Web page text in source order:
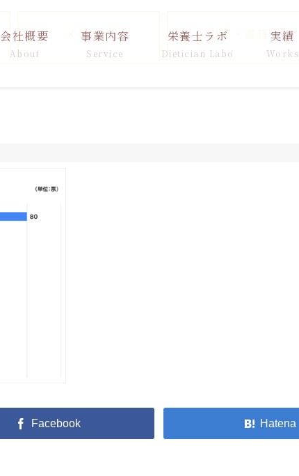
会社概要
About
事業内容
Service
栄養士ラボ
Dietician Labo
実績
Works
メディア 出版・書籍